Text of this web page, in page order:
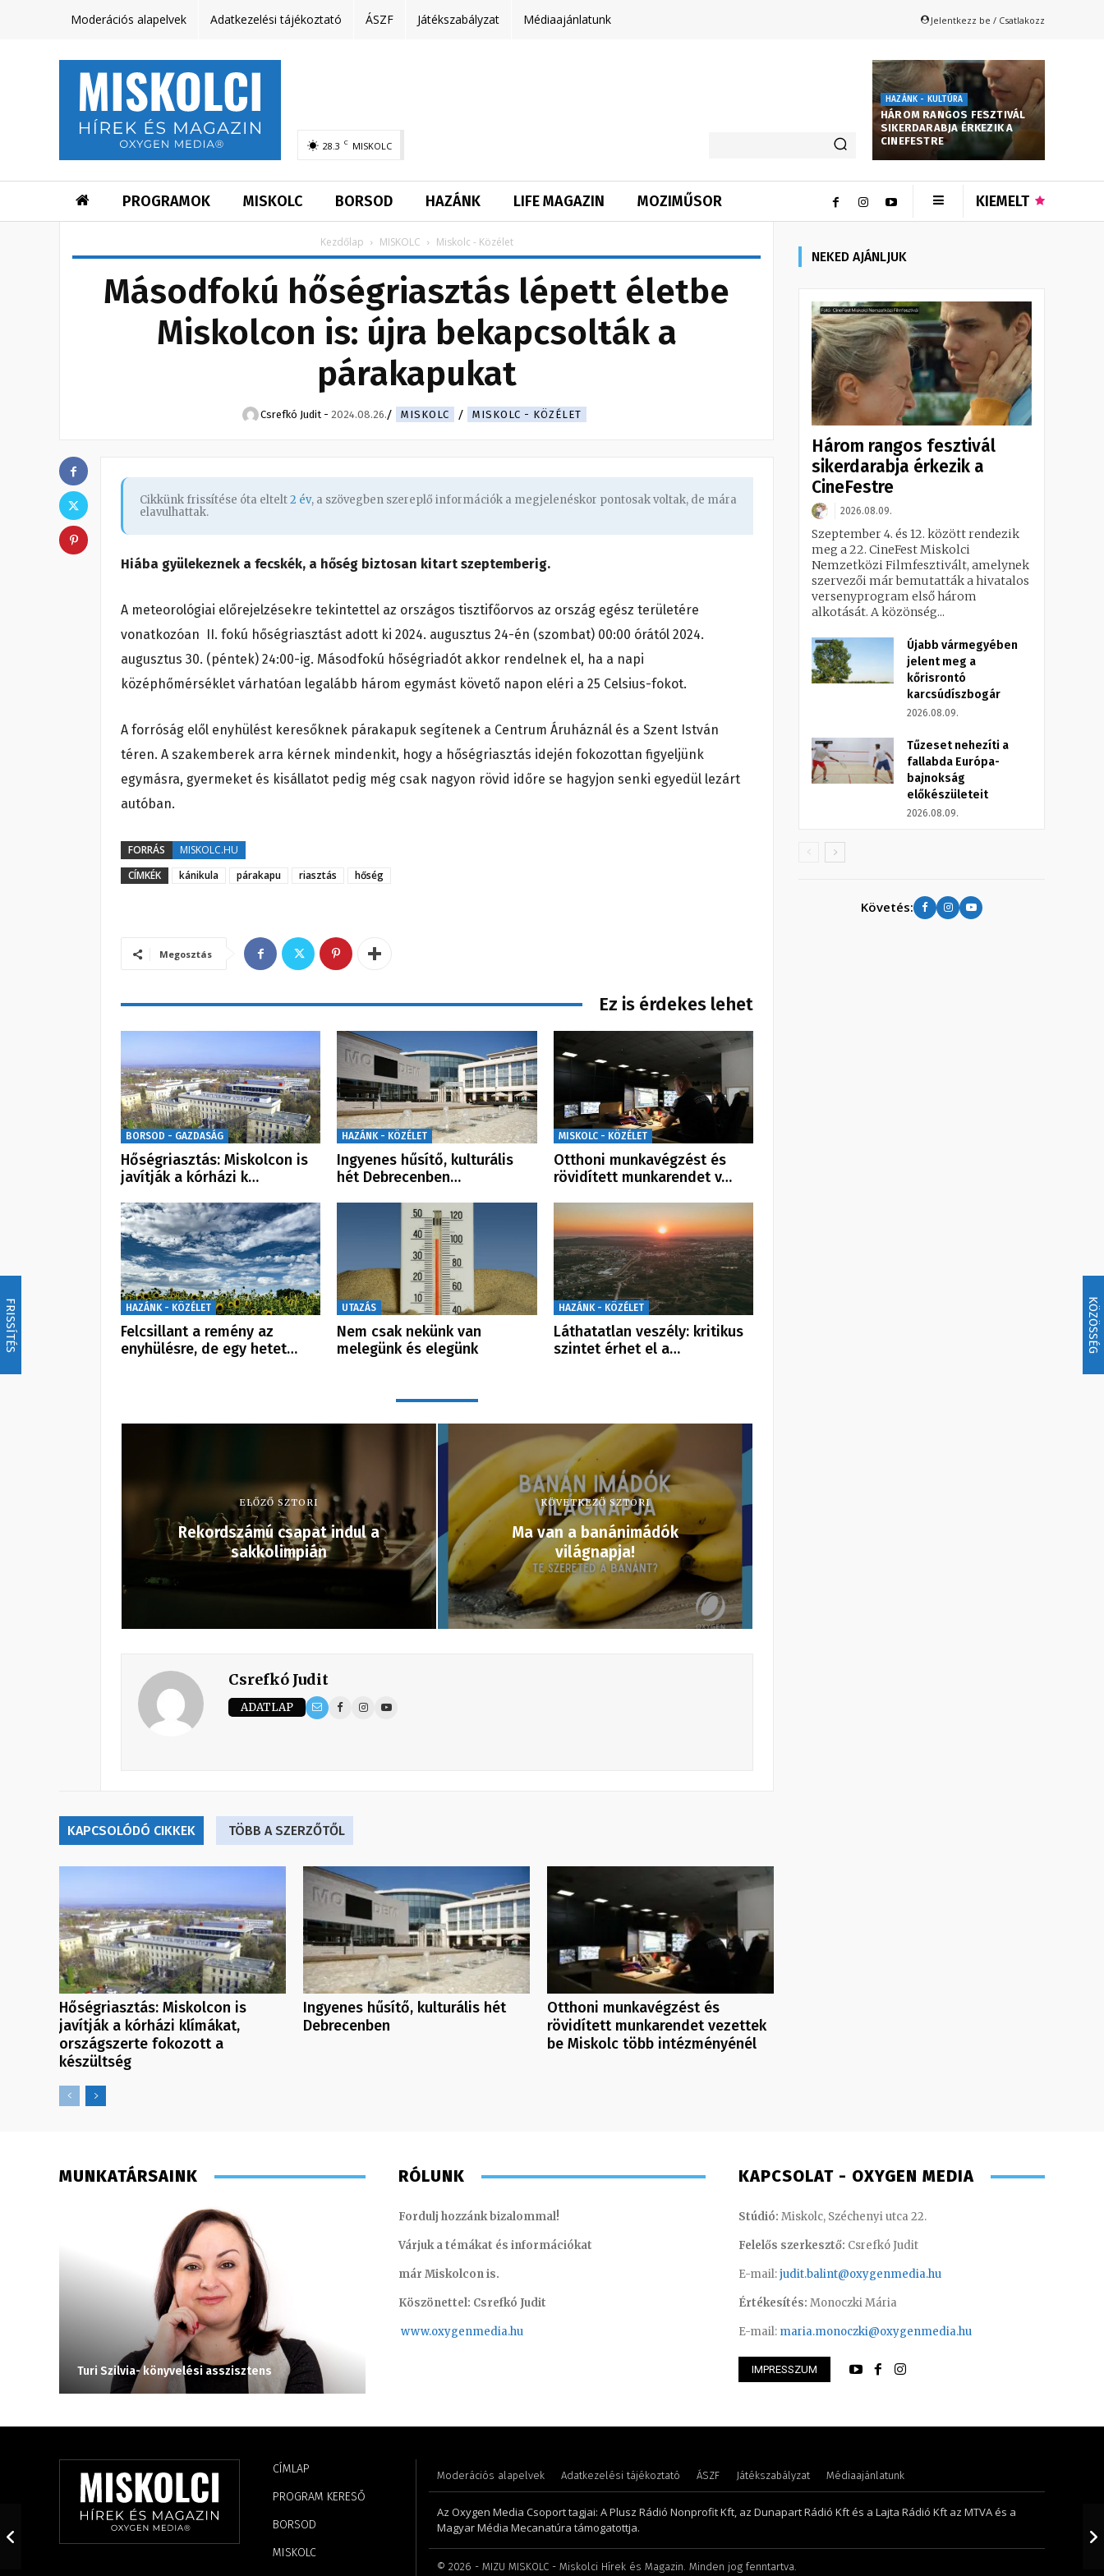
FRISSÍTÉS KÖZÖSSÉG
Moderációs alapelvek Adatkezelési tájékoztató ÁSZF Játékszabályzat Médiaajánlatunk Jelentkezz be / Csatlakozz
28.3 C MISKOLC
HAZÁNK - KULTÚRA
HÁROM RANGOS FESZTIVÁL
SIKERDARABJA ÉRKEZIK A
CINEFESTRE
PROGRAMOK MISKOLC BORSOD HAZÁNK LIFE MAGAZIN MOZIMŰSOR KIEMELT
Kezdőlap MISKOLC Miskolc - Közélet
Másodfokú hőségriasztás lépett életbe
Miskolcon is: újra bekapcsolták a
párakapukat
Csrefkó Judit - 2024.08.26. MISKOLC MISKOLC - KÖZÉLET
Cikkünk frissítése óta eltelt2 év, a szövegben szereplő információk a megjelenéskor pontosak voltak, de mára
elavulhattak.
Hiába gyülekeznek a fecskék, a hőség biztosan kitart szeptemberig.
A meteorológiai előrejelzésekre tekintettel az országos tisztifőorvos az ország egész területére
vonatkozóan II. fokú hőségriasztást adott ki 2024. augusztus 24-én (szombat) 00:00 órától 2024.
augusztus 30. (péntek) 24:00-ig. Másodfokú hőségriadót akkor rendelnek el, ha a napi
középhőmérséklet várhatóan legalább három egymást követő napon eléri a 25 Celsius-fokot.
A forróság elől enyhülést keresőknek párakapuk segítenek a Centrum Áruháznál és a Szent István
téren. A szakemberek arra kérnek mindenkit, hogy a hőségriasztás idején fokozottan figyeljünk
egymásra, gyermeket és kisállatot pedig még csak nagyon rövid időre se hagyjon senki egyedül lezárt
autóban.
FORRÁS
MISKOLC.HU
CÍMKÉK
kánikula párakapu riasztás hőség
Megosztás
Ez is érdekes lehet
BORSOD - GAZDASÁG
Hőségriasztás: Miskolcon is
javítják a kórházi k…
HAZÁNK - KÖZÉLET
Ingyenes hűsítő, kulturális
hét Debrecenben…
MISKOLC - KÖZÉLET
Otthoni munkavégzést és
rövidített munkarendet v…
HAZÁNK - KÖZÉLET
Felcsillant a remény az
enyhülésre, de egy hetet…
UTAZÁS
Nem csak nekünk van
melegünk és elegünk
HAZÁNK - KÖZÉLET
Láthatatlan veszély: kritikus
szintet érhet el a…
ELŐZŐ SZTORI
Rekordszámú csapat indul a
sakkolimpián
KÖVETKEZŐ SZTORI
Ma van a banánimádók
világnapja!
Csrefkó Judit
ADATLAP
KAPCSOLÓDÓ CIKKEK TÖBB A SZERZŐTŐL
Hőségriasztás: Miskolcon is
javítják a kórházi klímákat,
országszerte fokozott a
készültség
Ingyenes hűsítő, kulturális hét
Debrecenben
Otthoni munkavégzést és
rövidített munkarendet vezettek
be Miskolc több intézményénél
NEKED AJÁNLJUK
Három rangos fesztivál
sikerdarabja érkezik a
CineFestre
2026.08.09.
Szeptember 4. és 12. között rendezik
meg a 22. CineFest Miskolci
Nemzetközi Filmfesztivált, amelynek
szervezői már bemutatták a hivatalos
versenyprogram első három
alkotását. A közönség...
Újabb vármegyében
jelent meg a
kőrisrontó
karcsúdíszbogár
2026.08.09.
Tűzeset nehezíti a
fallabda Európa-
bajnokság
előkészületeit
2026.08.09.
Követés:
MUNKATÁRSAINK
Turi Szilvia- könyvelési asszisztens Pénzes Anikó
RÓLUNK
Fordulj hozzánk bizalommal!
Várjuk a témákat és információkat
már Miskolcon is.
Köszönettel: Csrefkó Judit
www.oxygenmedia.hu
KAPCSOLAT - OXYGEN MEDIA
Stúdió: Miskolc, Széchenyi utca 22.
Felelős szerkesztő: Csrefkó Judit
E-mail:judit.balint@oxygenmedia.hu
Értékesítés: Monoczki Mária
E-mail: maria.monoczki@oxygenmedia.hu
IMPRESSZUM
CÍMLAP
PROGRAM KERESŐ
BORSOD
MISKOLC
Moderációs alapelvek Adatkezelési tájékoztató ÁSZF Játékszabályzat Médiaajánlatunk
Az Oxygen Media Csoport tagjai: A Plusz Rádió Nonprofit Kft, az Dunapart Rádió Kft és a Lajta Rádió Kft az MTVA és a
Magyar Média Mecanatúra támogatottja.
© 2026 - MIZU MISKOLC - Miskolci Hírek és Magazin. Minden jog fenntartva.